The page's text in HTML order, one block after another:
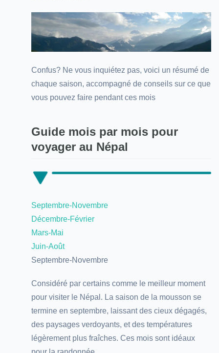
Confus? Ne vous inquiétez pas, voici un résumé de
chaque saison, accompagné de conseils sur ce que
vous pouvez faire pendant ces mois
Guide mois par mois pour
voyager au Népal
Septembre-Novembre
Décembre-Février
Mars-Mai
Juin-Août
Septembre-Novembre
Considéré par certains comme le meilleur moment
pour visiter le Népal. La saison de la mousson se
termine en septembre, laissant des cieux dégagés,
des paysages verdoyants, et des températures
légèrement plus fraîches. Ces mois sont idéaux